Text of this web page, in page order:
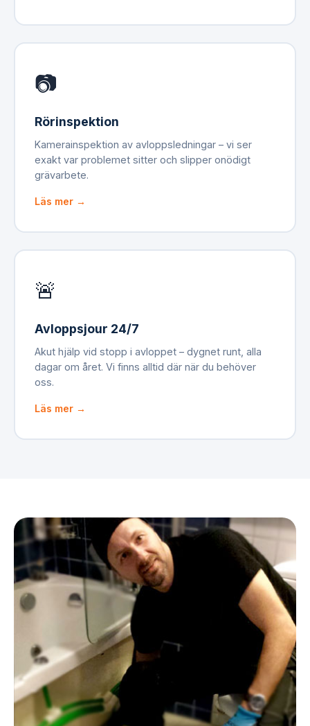
📷
Rörinspektion
Kamerainspektion av avloppsledningar – vi ser
exakt var problemet sitter och slipper onödigt
grävarbete.
Läs mer →
🚨
Avloppsjour 24/7
Akut hjälp vid stopp i avloppet – dygnet runt, alla
dagar om året. Vi finns alltid där när du behöver
oss.
Läs mer →